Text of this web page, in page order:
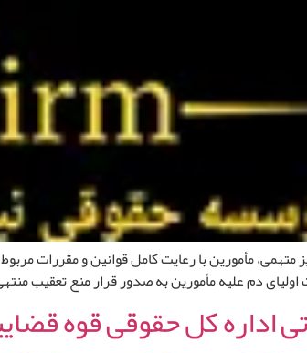
متهمی، مأمورین با رعایت کامل قوانین و مقررات
دم علیه مأمورین به صدور قرار منع تعقیب
کل حقوقی قوه قضاییه